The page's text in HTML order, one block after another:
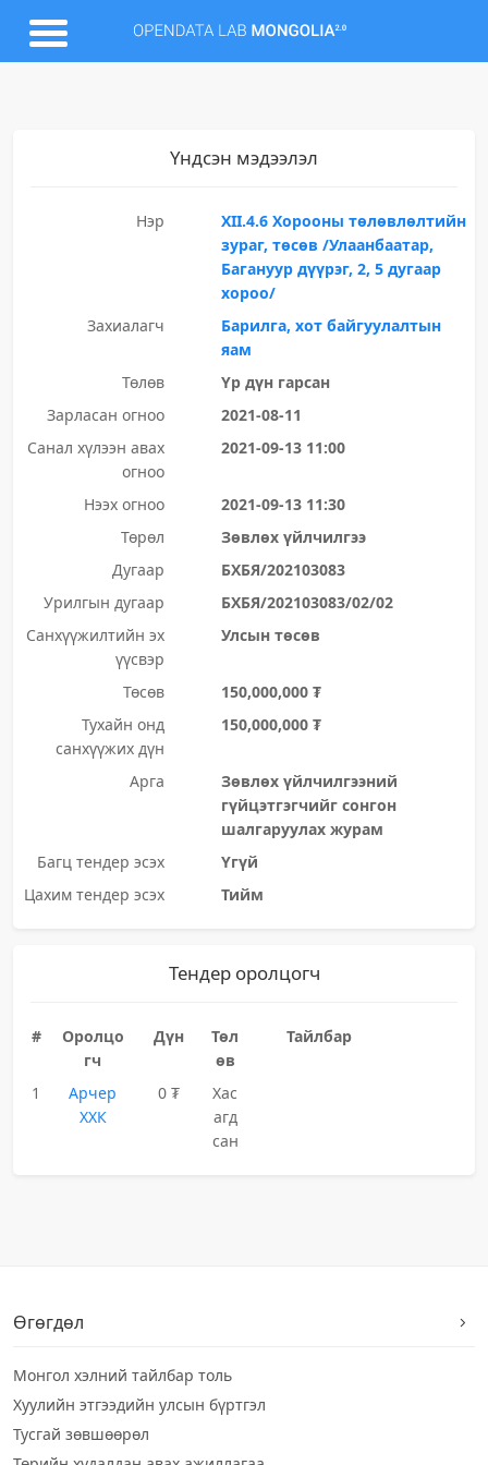
Үндсэн мэдээлэл
Нэр
XII.4.6 Хорооны төлөвлөлтийн
зураг, төсөв /Улаанбаатар,
Багануур дүүрэг, 2, 5 дугаар
хороо/
Захиалагч
Барилга, хот байгуулалтын
яам
Төлөв
Үр дүн гарсан
Зарласан огноо
2021-08-11
Санал хүлээн авах
огноо
2021-09-13 11:00
Нээх огноо
2021-09-13 11:30
Төрөл
Зөвлөх үйлчилгээ
Дугаар
БХБЯ/202103083
Урилгын дугаар
БХБЯ/202103083/02/02
Санхүүжилтийн эх
үүсвэр
Улсын төсөв
Төсөв
150,000,000 ₮
Тухайн онд
санхүүжих дүн
150,000,000 ₮
Арга
Зөвлөх үйлчилгээний
гүйцэтгэгчийг сонгон
шалгаруулах журам
Багц тендер эсэх
Үгүй
Цахим тендер эсэх
Тийм
Тендер оролцогч
#
Оролцо
гч
Дүн
Төл
өв
Тайлбар
1
Арчер
ХХК
0 ₮
Хас
агд
сан
Өгөгдөл
Монгол хэлний тайлбар толь
Хуулийн этгээдийн улсын бүртгэл
Тусгай зөвшөөрөл